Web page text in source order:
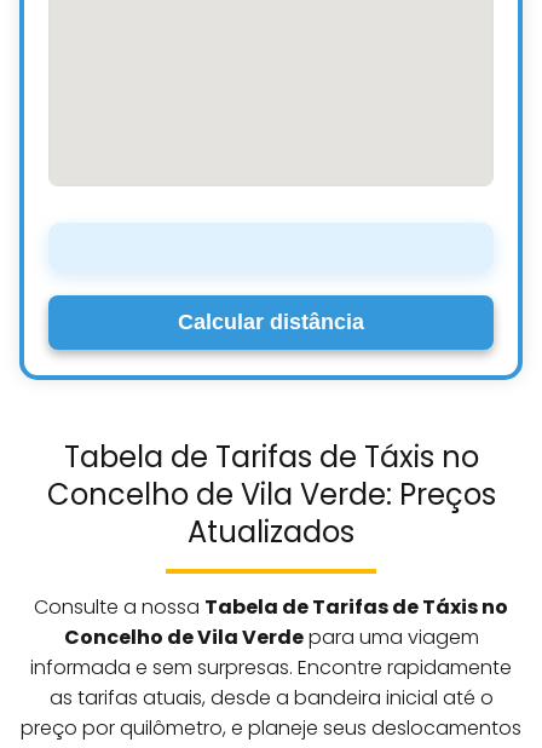
Calcular distância
Tabela de Tarifas de Táxis no
Concelho de Vila Verde: Preços
Atualizados
Consulte a nossa Tabela de Tarifas de Táxis no
Concelho de Vila Verdepara uma viagem
informada e sem surpresas. Encontre rapidamente
as tarifas atuais, desde a bandeira inicial até o
preço por quilômetro, e planeje seus deslocamentos